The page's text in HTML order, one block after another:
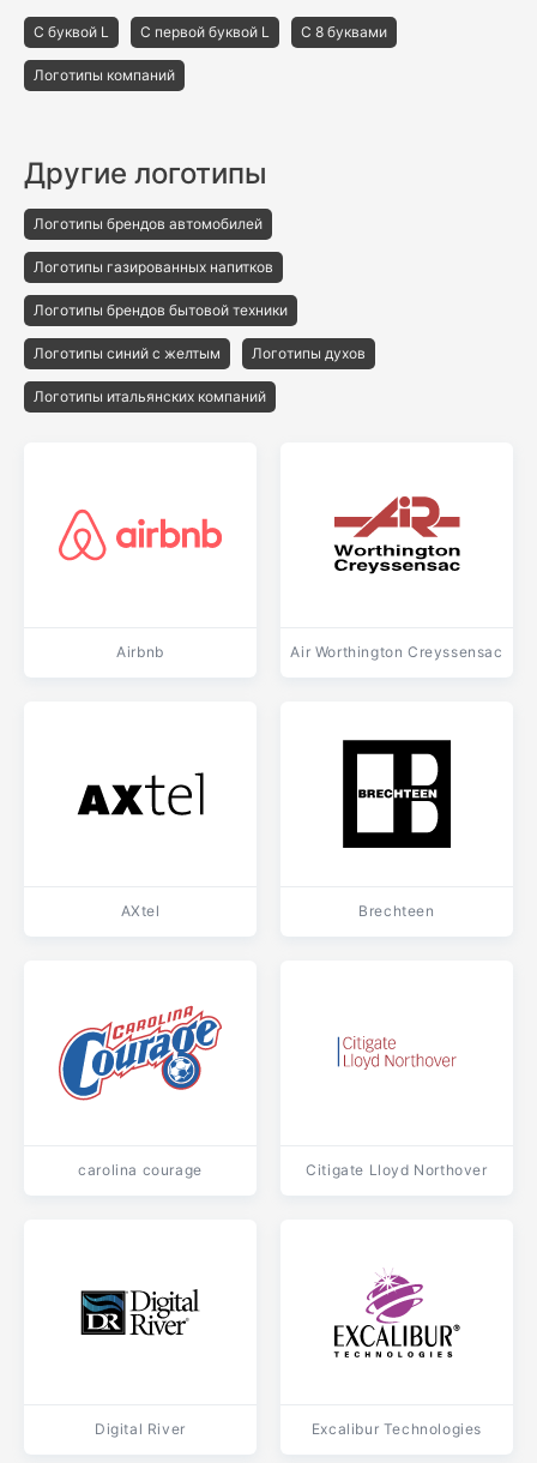
С буквой L С первой буквой L С 8 буквами
Логотипы компаний
Другие логотипы
Логотипы брендов автомобилей
Логотипы газированных напитков
Логотипы брендов бытовой техники
Логотипы синий с желтым Логотипы духов
Логотипы итальянских компаний
Airbnb Air Worthington Creyssensac
AXtel Brechteen
carolina courage Citigate Lloyd Northover
Digital River Excalibur Technologies